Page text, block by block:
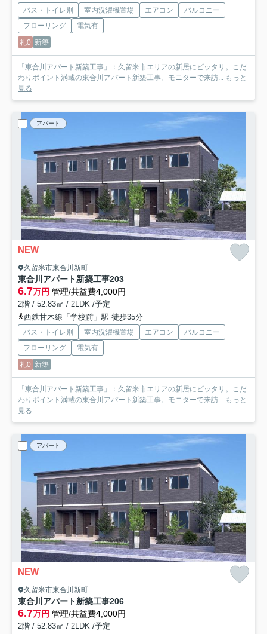
バス・トイレ別 室内洗濯機置場 エアコン
バルコニー
フローリング
電気有
礼0 新築
「東合川アパート新築工事」：久留米市エリアの新居にピッタリ。こだ
わりポイント満載の東合川アパート新築工事。モニターで来訪... もっと
見る
アパート
NEW
久留米市東合川新町
東合川アパート新築工事203
6.7万円 管理/共益費4,000円
2階 / 52.83㎡ / 2LDK /予定
西鉄甘木線「学校前」駅 徒歩35分
バス・トイレ別 室内洗濯機置場 エアコン
バルコニー
フローリング
電気有
礼0 新築
「東合川アパート新築工事」：久留米市エリアの新居にピッタリ。こだ
わりポイント満載の東合川アパート新築工事。モニターで来訪... もっと
見る
アパート
NEW
久留米市東合川新町
東合川アパート新築工事206
6.7万円 管理/共益費4,000円
2階 / 52.83㎡ / 2LDK /予定